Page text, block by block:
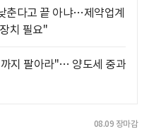
춘다고 끝 아냐…제약업계
치 필요"
지 팔아라"… 양도세 중과
08.09 장마감